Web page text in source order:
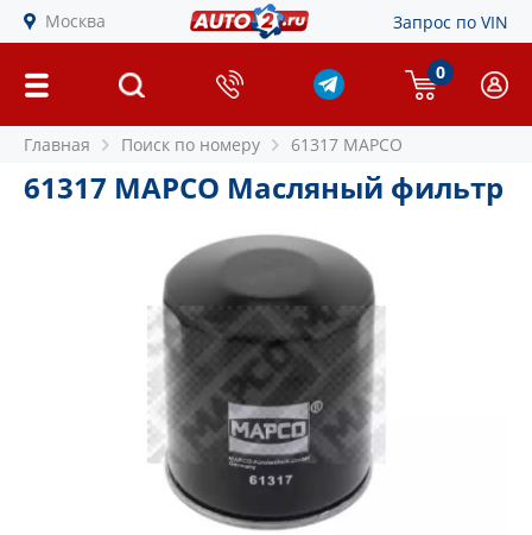
Москва Запрос по VIN
0
Главная Поиск по номеру 61317 MAPCO
61317 MAPCO Масляный фильтр